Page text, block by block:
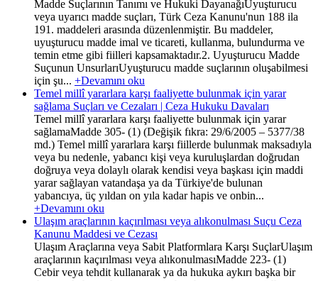
Madde Suçlarının Tanımı ve Hukuki DayanağıUyuşturucu
veya uyarıcı madde suçları, Türk Ceza Kanunu'nun 188 ila
191. maddeleri arasında düzenlenmiştir. Bu maddeler,
uyuşturucu madde imal ve ticareti, kullanma, bulundurma ve
temin etme gibi fiilleri kapsamaktadır.2. Uyuşturucu Madde
Suçunun UnsurlarıUyuşturucu madde suçlarının oluşabilmesi
için şu... +Devamını oku
Temel millî yararlara karşı faaliyette bulunmak için yarar
sağlama Suçları ve Cezaları | Ceza Hukuku Davaları
Temel millî yararlara karşı faaliyette bulunmak için yarar
sağlamaMadde 305- (1) (Değişik fıkra: 29/6/2005 – 5377/38
md.) Temel millî yararlara karşı fiillerde bulunmak maksadıyla
veya bu nedenle, yabancı kişi veya kuruluşlardan doğrudan
doğruya veya dolaylı olarak kendisi veya başkası için maddi
yarar sağlayan vatandaşa ya da Türkiye'de bulunan
yabancıya, üç yıldan on yıla kadar hapis ve onbin...
+Devamını oku
Ulaşım araçlarının kaçırılması veya alıkonulması Suçu Ceza
Kanunu Maddesi ve Cezası
Ulaşım Araçlarına veya Sabit Platformlara Karşı SuçlarUlaşım
araçlarının kaçırılması veya alıkonulmasıMadde 223- (1)
Cebir veya tehdit kullanarak ya da hukuka aykırı başka bir